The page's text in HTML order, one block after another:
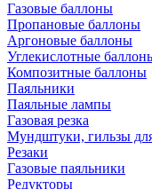
Газовые баллоны
Пропановые баллоны
Аргоновые баллоны
Углекислотные
Композитные баллоны
Паяльники
Паяльные лампы
Газовая резка
Мундштуки, гильзы для
Резаки
Газовые паяльники
Редукторы